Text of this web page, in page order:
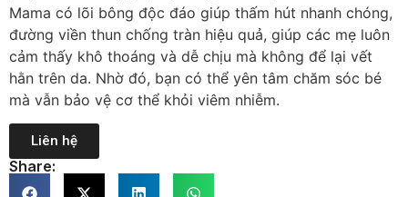
Mama có lõi bông độc đáo giúp thấm hút nhanh chóng,
đường viền thun chống tràn hiệu quả, giúp các mẹ luôn
cảm thấy khô thoáng và dễ chịu mà không để lại vết
hằn trên da. Nhờ đó, bạn có thể yên tâm chăm sóc bé
mà vẫn bảo vệ cơ thể khỏi viêm nhiễm.
Liên hệ
Share: